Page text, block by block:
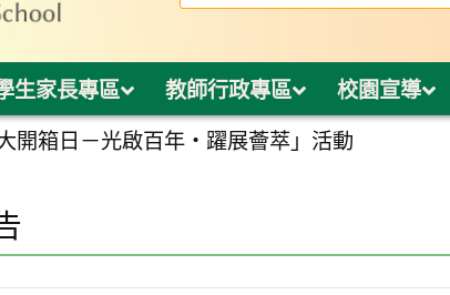
生家長專區 教師行政專區 校園宣導
開箱日－光啟百年・躍展薈萃」活動